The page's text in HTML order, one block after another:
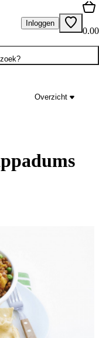
Inloggen
0.00
Overzicht